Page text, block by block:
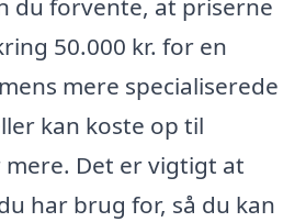
du forvente, at priserne
50.000 kr. for en
mere specialiserede
kan koste op til
mere. Det er vigtigt at
har brug for, så du kan